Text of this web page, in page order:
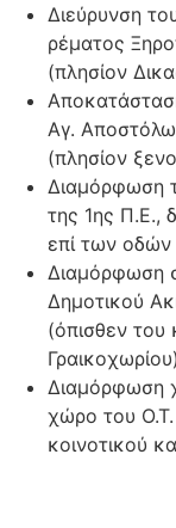
Διεύρυνση
ρέματος
(πλησίον
Αγ.
(πλησίον
Διαμόρφωση
της 1ης Π.Ε.,
επί των
Διαμόρφωση
Δημοτικού
(όπισθεν του
Γραικοχωρίου)
Διαμόρφωση
χώρο του Ο.Τ.
κοινοτικού